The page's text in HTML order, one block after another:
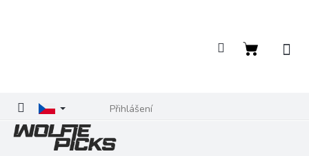
Přihlášení
Nákupní